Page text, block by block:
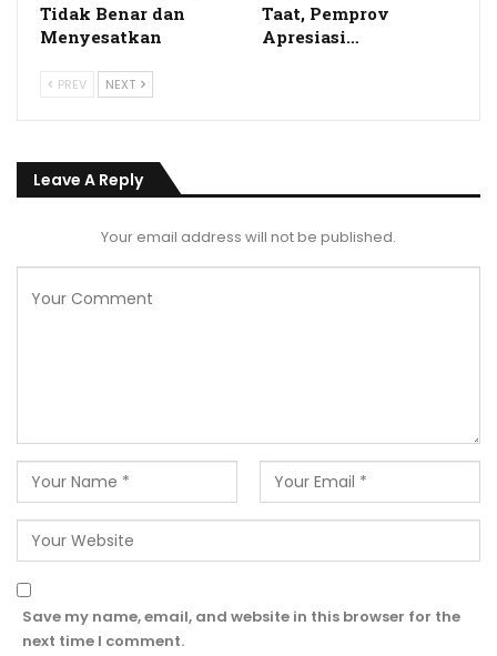
Tidak Benar dan
Menyesatkan
Taat, Pemprov
Apresiasi…
PREV NEXT
Leave A Reply
Your email address will not be published.
Save my name, email, and website in this browser for the
next time I comment.